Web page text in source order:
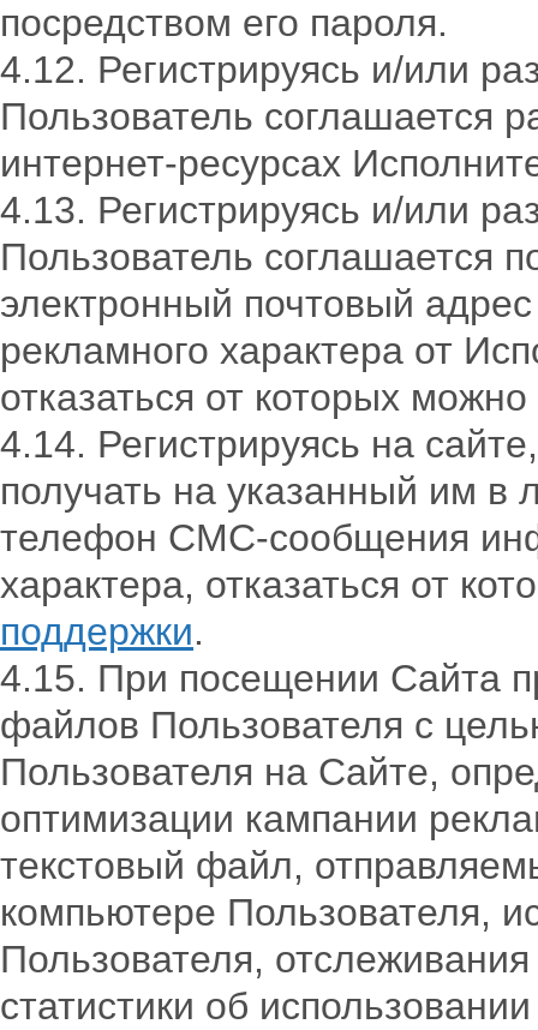
посредством его пароля.
4.12. Регистрируясь и/или
Пользователь соглашается
интернет-ресурсах
4.13. Регистрируясь и/или
Пользователь соглашается
электронный почтовый
рекламного характера от
отказаться от которых
4.14. Регистрируясь на
получать на указанный им
телефон СМС-сообщения
характера, отказаться от
поддержки.
4.15. При посещении Сайта
файлов Пользователя с
Пользователя на Сайте,
оптимизации кампании
текстовый файл,
компьютере Пользователя,
Пользователя,
статистики об